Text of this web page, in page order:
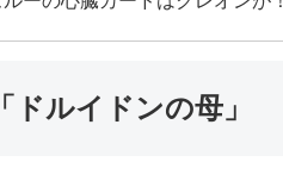
ドルイドンの母」